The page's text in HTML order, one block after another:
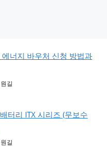
너지 바우처 신청 방법과
길
터리 ITX 시리즈 (무보수
길